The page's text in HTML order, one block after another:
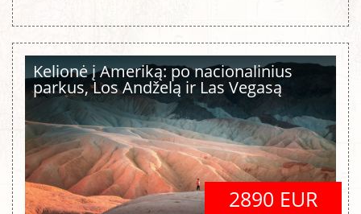
Kelionė į Ameriką: po nacionalinius
parkus, Los Andželą ir Las Vegasą
2890 EUR